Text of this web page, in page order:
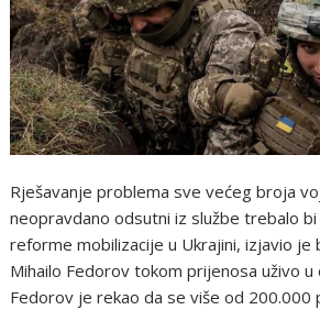
Rješavanje problema sve većeg broja
neopravdano odsutni iz službe trebalo
reforme mobilizacije u Ukrajini, izjavio je
Mihailo Fedorov tokom prijenosa uživo
Fedorov je rekao da se više od 200.000